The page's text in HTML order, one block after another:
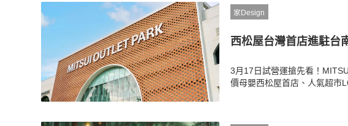
家Design
西松屋台灣首店進駐台
3月17日試營運搶先看！
價母嬰西松屋首店、人氣超市